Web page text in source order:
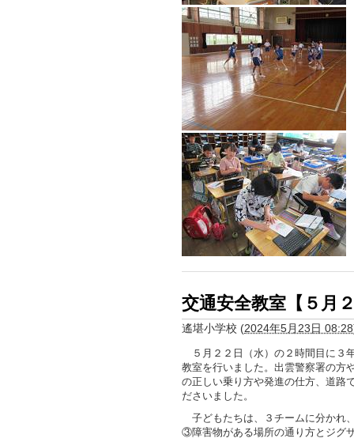
交通安全教室【５月
遙堪小学校 (2024年5月23日 08:28
５月２２日（水）の２時間目に３
教室を行いました。出雲警察署の方
の正しい乗り方や発進の仕方、道路
ださいました。
子どもたちは、３チームに分かれ
③障害物がある場所の通り方とジグ